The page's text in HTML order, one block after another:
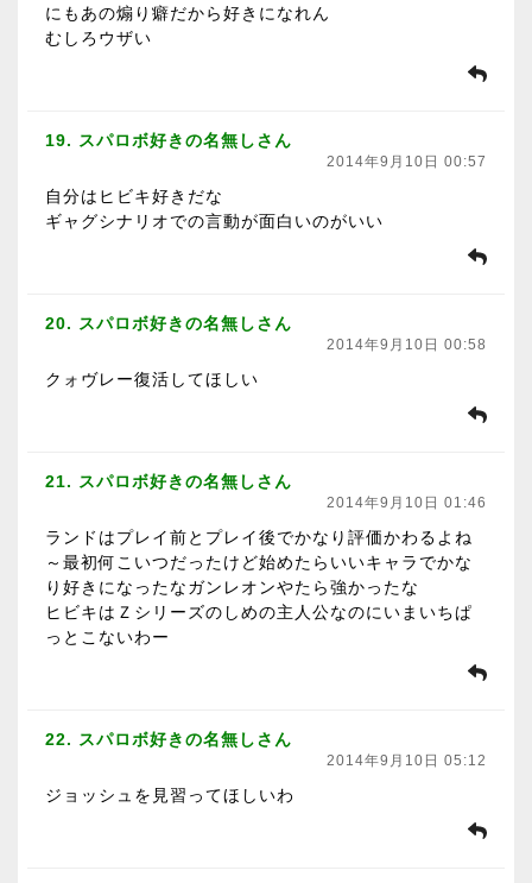
にもあの煽り癖だから好きになれん
むしろウザい
19. スパロボ好きの名無しさん
2014年9月10日 00:57
自分はヒビキ好きだな
ギャグシナリオでの言動が面白いのがいい
20. スパロボ好きの名無しさん
2014年9月10日 00:58
クォヴレー復活してほしい
21. スパロボ好きの名無しさん
2014年9月10日 01:46
ランドはプレイ前とプレイ後でかなり評価かわるよね
～最初何こいつだったけど始めたらいいキャラでかな
り好きになったなガンレオンやたら強かったな
ヒビキはＺシリーズのしめの主人公なのにいまいちぱ
っとこないわー
22. スパロボ好きの名無しさん
2014年9月10日 05:12
ジョッシュを見習ってほしいわ